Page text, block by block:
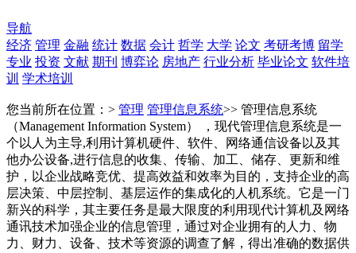
导航
经济 管理 金融 统计 数据 会计 哲学 大学 论文 考研考博 留学
专业 投资 文献 期刊 博弈论 房地产 行业分析 毕业论文 软件培
训 学术培训
您当前所在位置：> 管理 管理信息系统>> 管理信息系统
（Management Information System） ，现代管理信息系统是一
个以人为主导,利用计算机硬件、软件、网络通信设备以及其
他办公设备,进行信息的收集、传输、加工、储存、更新和维
护，以企业战略竞优、提高效益和效率为目的，支持企业的高
层决策、中层控制、基层运作的集成化的人机系统。它是一门
新兴的科学，其主要任务是最大限度的利用现代计算机及网络
通讯技术加强企业的信息管理，通过对企业拥有的人力、物
力、财力、设备、技术等资源的调查了解，得出准确的数据供